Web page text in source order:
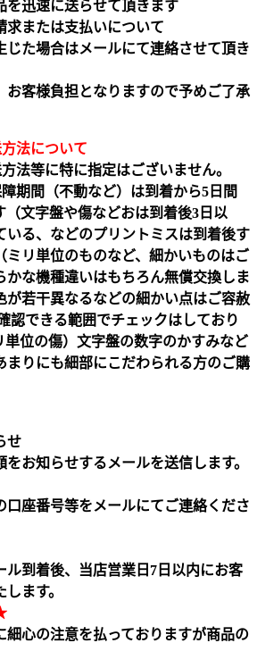
を迅速に送らせて頂きます
求または支払いについて
じた場合はメールにて連絡させて頂き
お客様負担となりますので予めご了承
法について
法等に特に指定はございません。
期間（不動など）は到着から5日間
（文字盤や傷などおは到着後3日以
いる、などのプリントミスは到着後す
ミリ単位のものなど、細かいものはご
かな機種違いはもちろん無償交換しま
が若干異なるなどの細かい点はご容赦
認できる範囲でチェックはしており
単位の傷）文字盤の数字のかすみなど
まりにも細部にこだわられる方のご購
せ
お知らせするメールを送信します。
口座番号等をメールにてご連絡くださ
ル到着後、当店営業日7日以内にお客
ます。
細心の注意を払っておりますが商品の